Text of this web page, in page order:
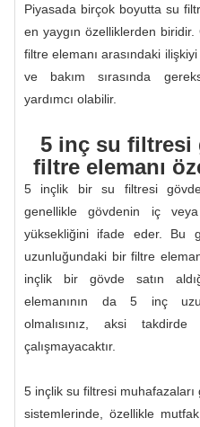
Piyasada birçok boyutta su
en yaygın özelliklerden
filtre elemanı arasındaki
ve bakım sırasında
yardımcı olabilir.
5 inç su filtresi
filtre elemanı
5 inçlik bir su filtresi
genellikle gövdenin iç
yüksekliğini ifade eder. Bu
uzunluğundaki bir filtre
inçlik bir gövde satın
elemanının da 5 inç
olmalısınız, aksi
çalışmayacaktır.
5 inçlik su filtresi
sistemlerinde, özellikle